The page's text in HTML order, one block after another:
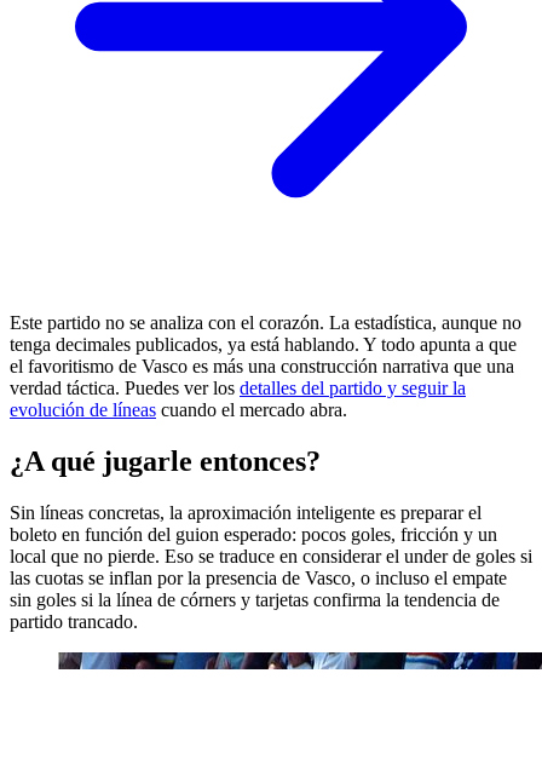
Este partido no se analiza con el corazón. La estadística, aunque no
tenga decimales publicados, ya está hablando. Y todo apunta a que
el favoritismo de Vasco es más una construcción narrativa que una
verdad táctica. Puedes ver los detalles del partido y seguir la
evolución de líneas cuando el mercado abra.
¿A qué jugarle entonces?
Sin líneas concretas, la aproximación inteligente es preparar el
boleto en función del guion esperado: pocos goles, fricción y un
local que no pierde. Eso se traduce en considerar el under de goles si
las cuotas se inflan por la presencia de Vasco, o incluso el empate
sin goles si la línea de córners y tarjetas confirma la tendencia de
partido trancado.